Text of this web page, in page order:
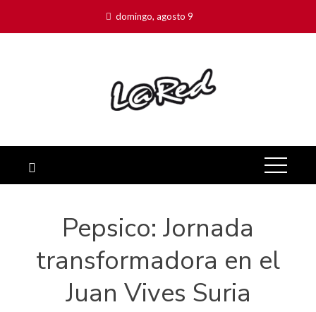
domingo, agosto 9
Pepsico: Jornada
transformadora en el
Juan Vives Suria